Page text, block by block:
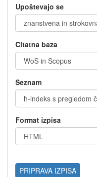
Upoštevajo se
Citatna baza
Seznam
Format izpisa
PRIPRAVA IZPISA